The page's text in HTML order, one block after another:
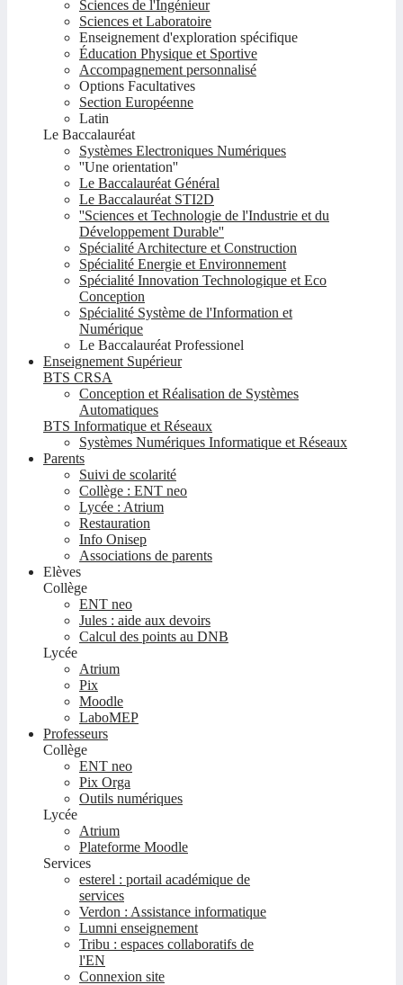
Sciences de l'Ingénieur
Sciences et Laboratoire
Enseignement d'exploration spécifique
Éducation Physique et Sportive
Accompagnement personnalisé
Options Facultatives
Section Européenne
Latin
Le Baccalauréat
Systèmes Electroniques Numériques
''Une orientation''
Le Baccalauréat Général
Le Baccalauréat STI2D
''Sciences et Technologie de l'Industrie et du
Développement Durable''
Spécialité Architecture et Construction
Spécialité Energie et Environnement
Spécialité Innovation Technologique et Eco
Conception
Spécialité Système de l'Information et
Numérique
Le Baccalauréat Professionel
Enseignement Supérieur
BTS CRSA
Conception et Réalisation de Systèmes
Automatiques
BTS Informatique et Réseaux
Systèmes Numériques Informatique et Réseaux
Parents
Suivi de scolarité
Collège : ENT neo
Lycée : Atrium
Restauration
Info Onisep
Associations de parents
Elèves
Collège
ENT neo
Jules : aide aux devoirs
Calcul des points au DNB
Lycée
Atrium
Pix
Moodle
LaboMEP
Professeurs
Collège
ENT neo
Pix Orga
Outils numériques
Lycée
Atrium
Plateforme Moodle
Services
esterel : portail académique de
services
Verdon : Assistance informatique
Lumni enseignement
Tribu : espaces collaboratifs de
l'EN
Connexion site